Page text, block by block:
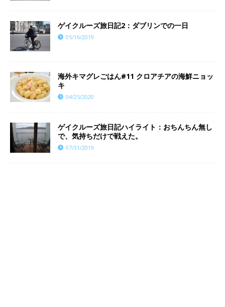
ゲイクルーズ旅日記2：ダブリンでの一日
05/16/2019
海外キマグレごはん#11 クロアチアの海鮮ニョッ
キ
04/25/2020
ゲイクルーズ旅日記ハイライト：おちんちん無し
で、気持ちだけで戦えた。
07/31/2019